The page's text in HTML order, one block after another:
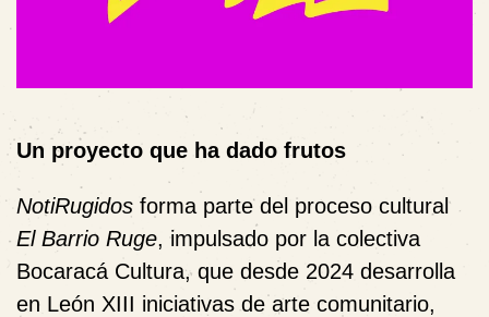
Un proyecto que ha dado frutos
NotiRugidos forma parte del proceso cultural
El Barrio Ruge, impulsado por la colectiva
Bocaracá Cultura, que desde 2024 desarrolla
en León XIII iniciativas de arte comunitario,